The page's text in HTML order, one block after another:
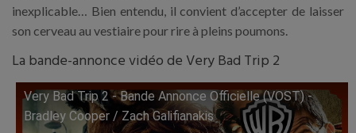
inexplicable… Bien entendu, il convient d’accepter de laisser
son cerveau au vestiaire pour rire à pleins poumons.
La bande-annonce vidéo de Very Bad Trip 2
Very Bad Trip 2 - Bande Annonce Officielle (VOST) -
Bradley Cooper / Zach Galifianakis
Lire cette vidéo sur YouTube